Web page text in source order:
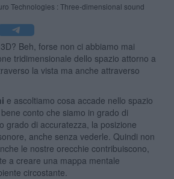
Technologies : Three-dimensional sound
Beh, forse non ci abbiamo mai
tridimensionale dello spazio attorno a
la vista ma anche attraverso
e ascoltiamo cosa accade nello spazio
conto che siamo in grado di
grado di accuratezza, la posizione
anche senza vederle. Quindi non
le nostre orecchie contribuiscono,
a creare una mappa mentale
circostante.